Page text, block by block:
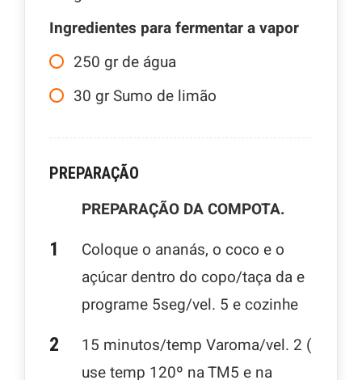
Ingredientes para fermentar a vapor
250 gr de água
30 grSumo de limão
PREPARAÇÃO
PREPARAÇÃO DA COMPOTA.
Coloque o ananás, o coco e o
açúcar dentro do copo/taça da e
programe 5seg/vel. 5 e cozinhe
15 minutos/temp Varoma/vel. 2 (
use temp 120º na TM5 e na